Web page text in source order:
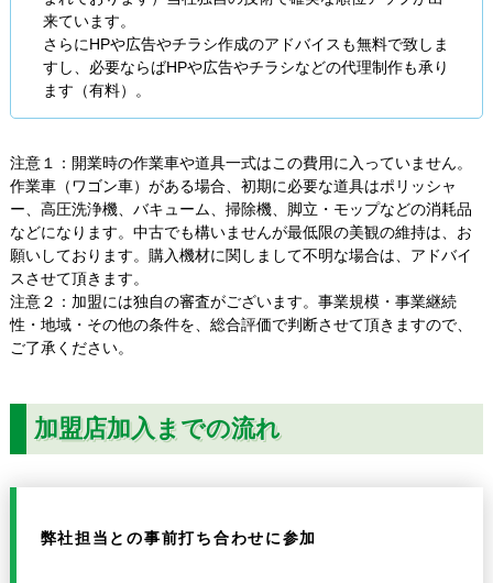
来ています。
さらにHPや広告やチラシ作成のアドバイスも無料で致しま
すし、必要ならばHPや広告やチラシなどの代理制作も承り
ます（有料）。
注意１：開業時の作業車や道具一式はこの費用に入っていません。
作業車（ワゴン車）がある場合、初期に必要な道具はポリッシャ
ー、高圧洗浄機、バキューム、掃除機、脚立・モップなどの消耗品
などになります。中古でも構いませんが最低限の美観の維持は、お
願いしております。購入機材に関しまして不明な場合は、アドバイ
スさせて頂きます。
注意２：加盟には独自の審査がございます。事業規模・事業継続
性・地域・その他の条件を、総合評価で判断させて頂きますので、
ご了承ください。
加盟店加入までの流れ
弊社担当との事前打ち合わせに参加